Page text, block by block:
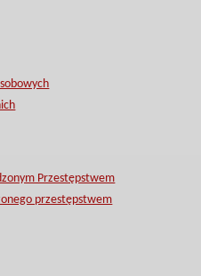
Przestępstwem
przestępstwem